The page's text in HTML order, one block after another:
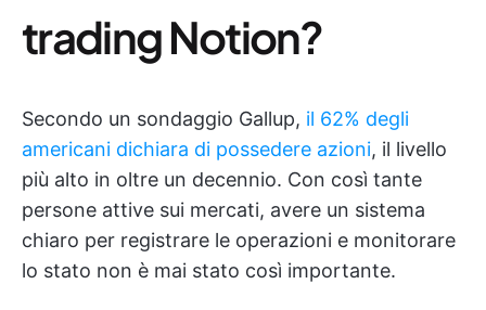
trading Notion?
Secondo un sondaggio Gallup, il 62% degli
americani dichiara di possedere azioni, il livello
più alto in oltre un decennio. Con così tante
persone attive sui mercati, avere un sistema
chiaro per registrare le operazioni e monitorare
lo stato non è mai stato così importante.